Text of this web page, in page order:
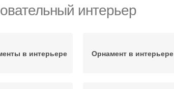
интерьер
в интерьере Орнамент в интерьере